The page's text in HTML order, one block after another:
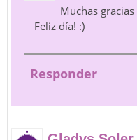
Muchas
Feliz día! :)
Responder